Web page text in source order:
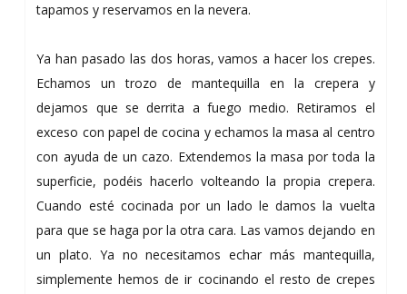
tapamos y reservamos en la nevera.
Ya han pasado las dos horas, vamos a hacer los crepes.
Echamos un trozo de mantequilla en la crepera y
dejamos que se derrita a fuego medio. Retiramos el
exceso con papel de cocina y echamos la masa al centro
con ayuda de un cazo. Extendemos la masa por toda la
superficie, podéis hacerlo volteando la propia crepera.
Cuando esté cocinada por un lado le damos la vuelta
para que se haga por la otra cara. Las vamos dejando en
un plato. Ya no necesitamos echar más mantequilla,
simplemente hemos de ir cocinando el resto de crepes